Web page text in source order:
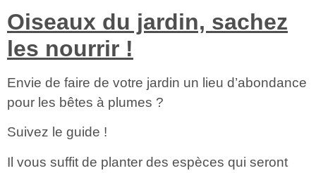
Oiseaux du jardin, sachez
les nourrir !
Envie de faire de votre jardin un lieu d’abondance
pour les bêtes à plumes ?
Suivez le guide !
Il vous suffit de planter des espèces qui seront